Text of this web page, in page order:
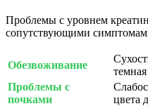
Проблемы с уровнем
сопутствующими
Обезвоживание
Проблемы с
почками
цвета